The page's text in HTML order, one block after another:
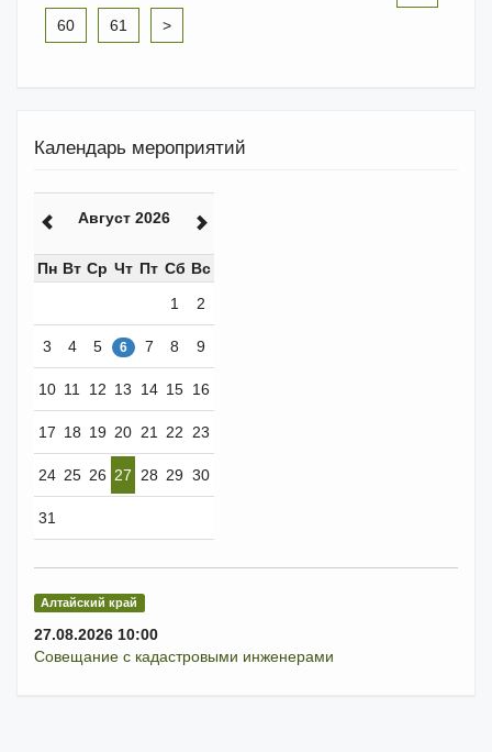
60
61 >
Календарь мероприятий
Август 2026
Пн Вт Ср Чт Пт Сб Вс
1
2
3 4 5 6 7 8 9
10 11 12 13 14 15 16
17 18 19 20 21 22 23
24 25 26 27 28 29 30
31
Алтайский край
27.08.2026 10:00
Совещание с кадастровыми инженерами